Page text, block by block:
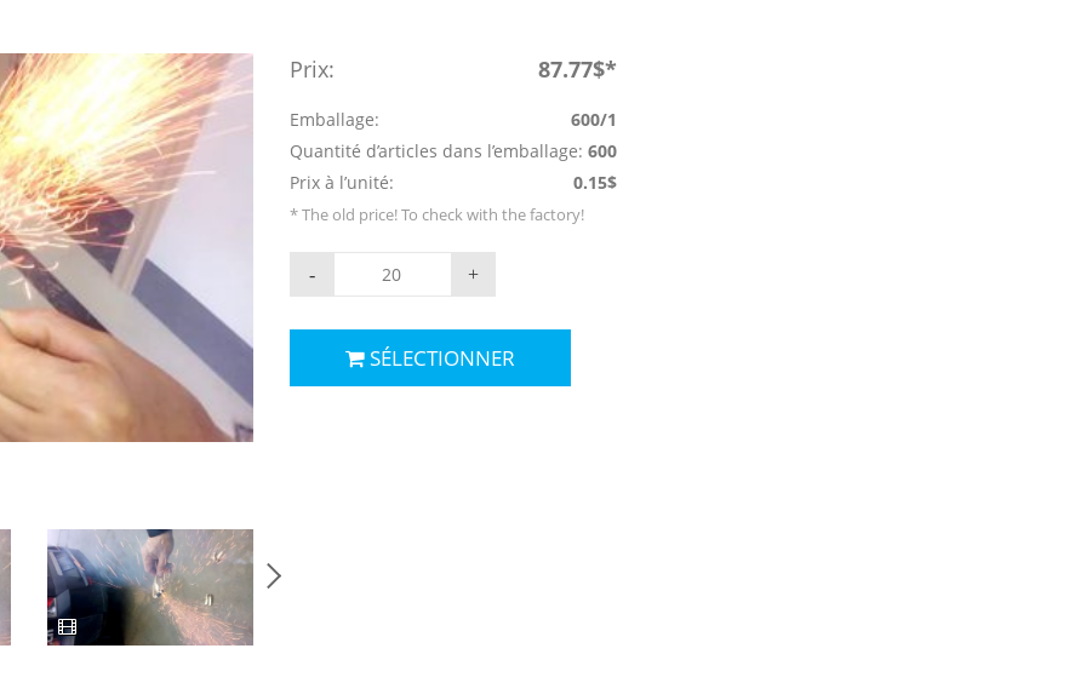
Prix: 87.77$*
Emballage:
600/1
Quantité d’articles dans l’emballage: 600
Prix à l’unité:
0.15$
* The old price! To check with the factory!
+
-
SÉLECTIONNER